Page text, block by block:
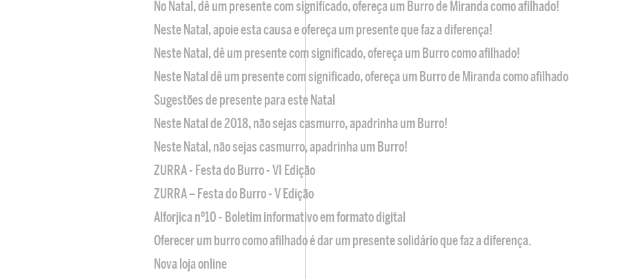
No Natal, dê um presente com significado, ofereça um Burro de Miranda como afilhado!
Neste Natal, apoie esta causa e ofereça um presente que faz a diferença!
Neste Natal, dê um presente com significado, ofereça um Burro como afilhado!
Neste Natal dê um presente com significado, ofereça um Burro de Miranda como afilhado
Sugestões de presente para este Natal
Neste Natal de 2018, não sejas casmurro, apadrinha um Burro!
Neste Natal, não sejas casmurro, apadrinha um Burro!
ZURRA - Festa do Burro - VI Edição
ZURRA – Festa do Burro - V Edição
Alforjica nº10 - Boletim informativo em formato digital
Oferecer um burro como afilhado é dar um presente solidário que faz a diferença.
Nova loja online